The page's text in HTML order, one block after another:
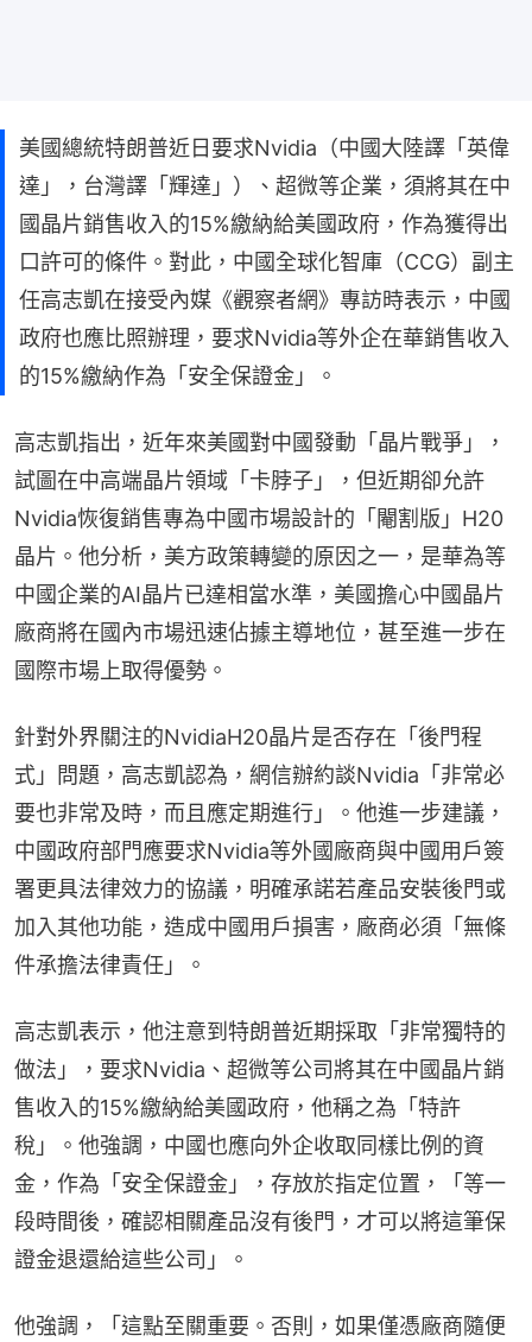
美國總統特朗普近日要求Nvidia（中國大陸譯「英偉
達」，台灣譯「輝達」）、超微等企業，須將其在中
國晶片銷售收入的15%繳納給美國政府，作為獲得出
口許可的條件。對此，中國全球化智庫（CCG）副主
任高志凱在接受內媒《觀察者網》專訪時表示，中國
政府也應比照辦理，要求Nvidia等外企在華銷售收入
的15%繳納作為「安全保證金」。
高志凱指出，近年來美國對中國發動「晶片戰爭」，
試圖在中高端晶片領域「卡脖子」，但近期卻允許
Nvidia恢復銷售專為中國市場設計的「閹割版」H20
晶片。他分析，美方政策轉變的原因之一，是華為等
中國企業的AI晶片已達相當水準，美國擔心中國晶片
廠商將在國內市場迅速佔據主導地位，甚至進一步在
國際市場上取得優勢。
針對外界關注的NvidiaH20晶片是否存在「後門程
式」問題，高志凱認為，網信辦約談Nvidia「非常必
要也非常及時，而且應定期進行」。他進一步建議，
中國政府部門應要求Nvidia等外國廠商與中國用戶簽
署更具法律效力的協議，明確承諾若產品安裝後門或
加入其他功能，造成中國用戶損害，廠商必須「無條
件承擔法律責任」。
高志凱表示，他注意到特朗普近期採取「非常獨特的
做法」，要求Nvidia、超微等公司將其在中國晶片銷
售收入的15%繳納給美國政府，他稱之為「特許
稅」。他強調，中國也應向外企收取同樣比例的資
金，作為「安全保證金」，存放於指定位置，「等一
段時間後，確認相關產品沒有後門，才可以將這筆保
證金退還給這些公司」。
他強調，「這點至關重要。否則，如果僅憑廠商隨便